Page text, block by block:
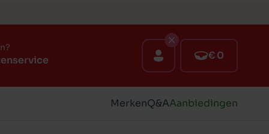
€ 0
MerkenQ&AAanbiedingen